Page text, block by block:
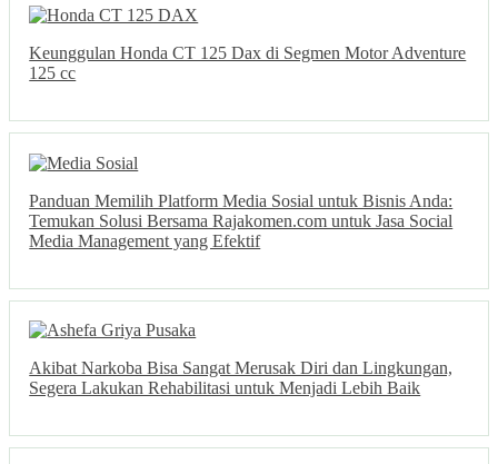
Keunggulan Honda CT 125 Dax di Segmen Motor Adventure
125 cc
Panduan Memilih Platform Media Sosial untuk Bisnis Anda:
Temukan Solusi Bersama Rajakomen.com untuk Jasa Social
Media Management yang Efektif
Akibat Narkoba Bisa Sangat Merusak Diri dan Lingkungan,
Segera Lakukan Rehabilitasi untuk Menjadi Lebih Baik